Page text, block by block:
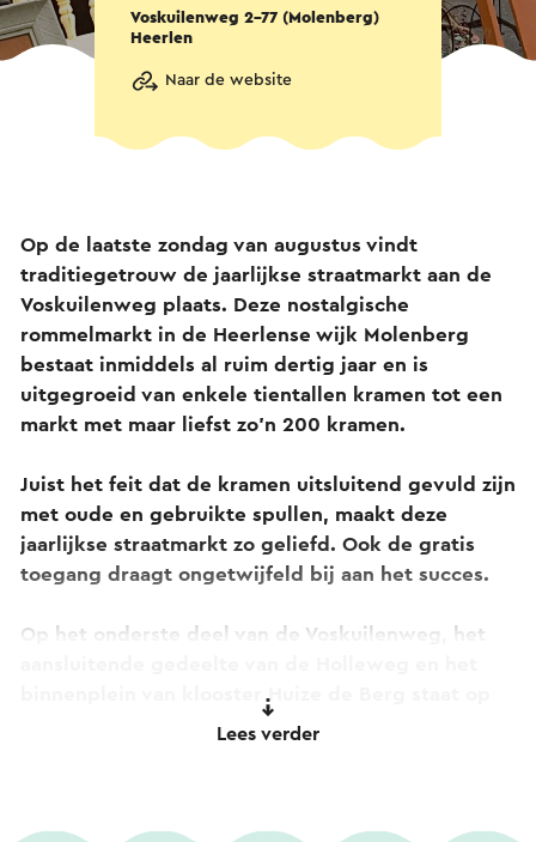
Voskuilenweg 2-77 (Molenberg)
Heerlen
Naar de website
Op de laatste zondag van augustus vindt
traditiegetrouw de jaarlijkse straatmarkt aan de
Voskuilenweg plaats. Deze nostalgische
rommelmarkt in de Heerlense wijk Molenberg
bestaat inmiddels al ruim dertig jaar en is
uitgegroeid van enkele tientallen kramen tot een
markt met maar liefst zo'n 200 kramen.
Juist het feit dat de kramen uitsluitend gevuld zijn
met oude en gebruikte spullen, maakt deze
jaarlijkse straatmarkt zo geliefd. Ook de gratis
toegang draagt ongetwijfeld bij aan het succes.
Op het onderste deel van de Voskuilenweg, het
binnenplein van klooster Huize de Berg staat op
de laatste zondag van augustus alles in het teken
Lees verder